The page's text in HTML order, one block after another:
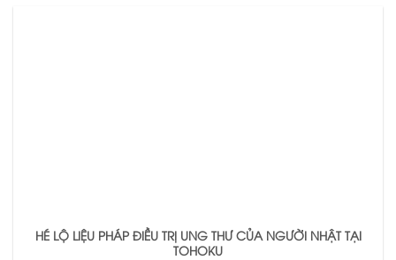
HÉ LỘ LIỆU PHÁP ĐIỀU TRỊ UNG THƯ CỦA NGƯỜI NHẬT TẠI
TOHOKU